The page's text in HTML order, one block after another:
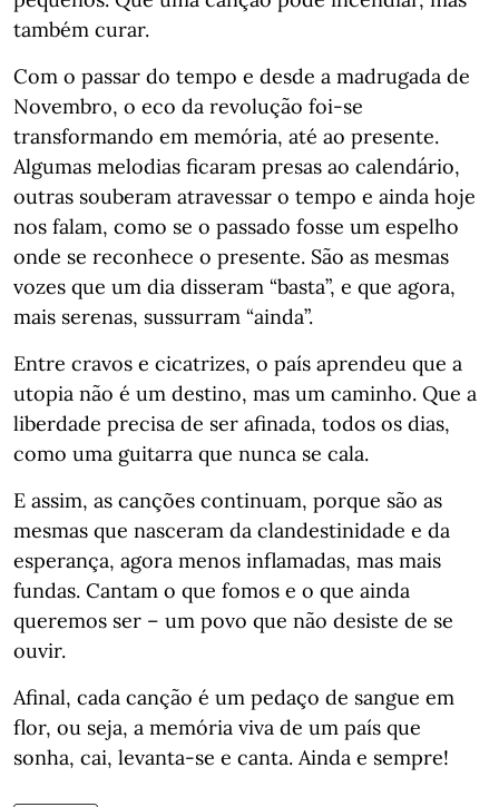
também curar.
Com o passar do tempo e desde a madrugada de
Novembro, o eco da revolução foi-se
transformando em memória, até ao presente.
Algumas melodias ficaram presas ao calendário,
outras souberam atravessar o tempo e ainda hoje
nos falam, como se o passado fosse um espelho
onde se reconhece o presente. São as mesmas
vozes que um dia disseram “basta”, e que agora,
mais serenas, sussurram “ainda”.
Entre cravos e cicatrizes, o país aprendeu que a
utopia não é um destino, mas um caminho. Que a
liberdade precisa de ser afinada, todos os dias,
como uma guitarra que nunca se cala.
E assim, as canções continuam, porque são as
mesmas que nasceram da clandestinidade e da
esperança, agora menos inflamadas, mas mais
fundas. Cantam o que fomos e o que ainda
queremos ser – um povo que não desiste de se
ouvir.
Afinal, cada canção é um pedaço de sangue em
flor, ou seja, a memória viva de um país que
sonha, cai, levanta-se e canta. Ainda e sempre!